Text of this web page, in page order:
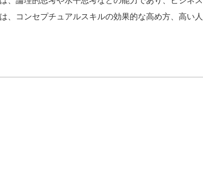
、コンセプチュアルスキルの効果的な高め方、高い